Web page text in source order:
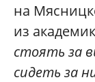
на
из
стоять за
сидеть за